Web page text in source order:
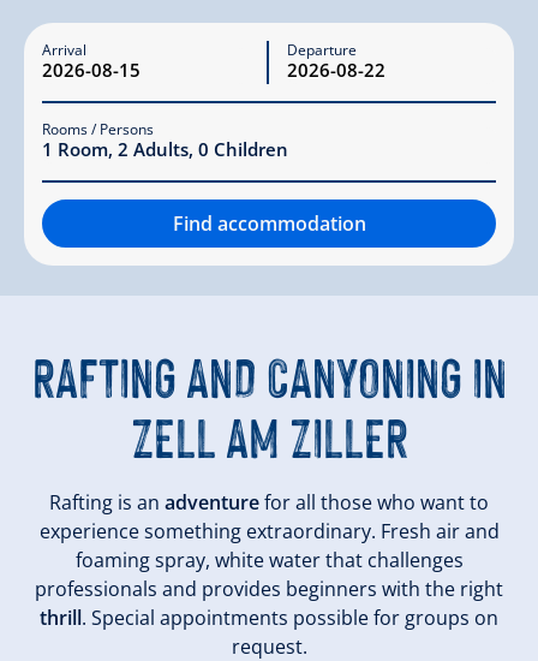
Arrival Departure
Rooms / Persons
1 Room, 2 Adults, 0 Children
Find accommodation
RAFTING AND CANYONINGIN
ZELL AM ZILLER
Rafting is an adventurefor all those who want to
experience something extraordinary. Fresh air and
foaming spray, white water that challenges
professionals and provides beginners with the right
thrill. Special appointments possible for groups on
request.